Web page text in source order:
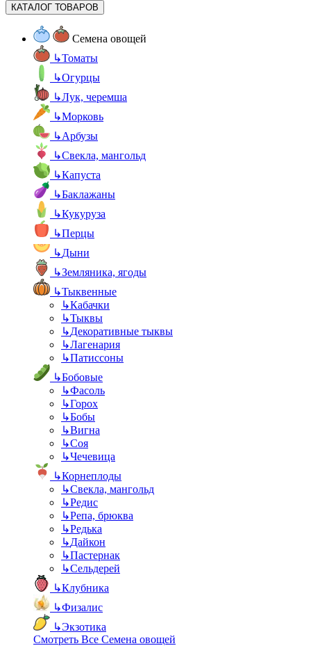
КАТАЛОГ ТОВАРОВ
Семена овощей
↳Томаты
↳Огурцы
↳Лук, черемша
↳Морковь
↳Арбузы
↳Свекла, мангольд
↳Капуста
↳Баклажаны
↳Кукуруза
↳Перцы
↳Дыни
↳Земляника, ягоды
↳Тыквенные
↳Кабачки
↳Тыквы
↳Декоративные тыквы
↳Лагенария
↳Патиссоны
↳Бобовые
↳Фасоль
↳Горох
↳Бобы
↳Вигна
↳Соя
↳Чечевица
↳Корнеплоды
↳Свекла, мангольд
↳Редис
↳Репа, брюква
↳Редька
↳Дайкон
↳Пастернак
↳Сельдерей
↳Клубника
↳Физалис
↳Экзотика
Смотреть Все Семена овощей